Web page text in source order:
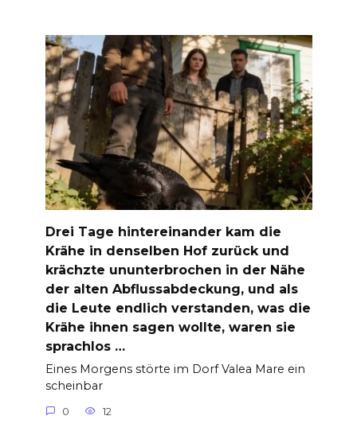
Drei Tage hintereinander kam die
Krähe in denselben Hof zurück und
krächzte ununterbrochen in der Nähe
der alten Abflussabdeckung, und als
die Leute endlich verstanden, was die
Krähe ihnen sagen wollte, waren sie
sprachlos …
Eines Morgens störte im Dorf Valea Mare ein
scheinbar
0 12